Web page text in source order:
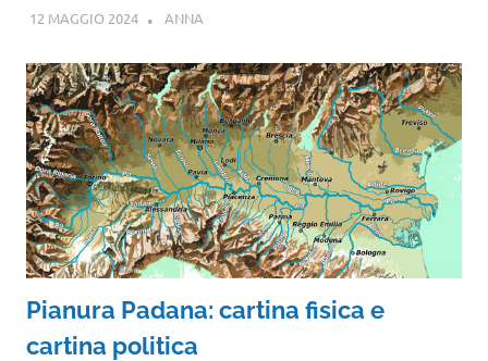
12 MAGGIO 2024 ANNA
Pianura Padana: cartina fisica e
cartina politica